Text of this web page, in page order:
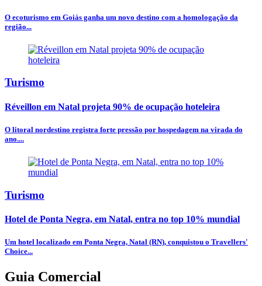
O ecoturismo em Goiás ganha um novo destino com a homologação da
região...
Turismo
Réveillon em Natal projeta 90% de ocupação hoteleira
O litoral nordestino registra forte pressão por hospedagem na virada do
ano....
Turismo
Hotel de Ponta Negra, em Natal, entra no top 10% mundial
Um hotel localizado em Ponta Negra, Natal (RN), conquistou o Travellers'
Choice...
Guia Comercial